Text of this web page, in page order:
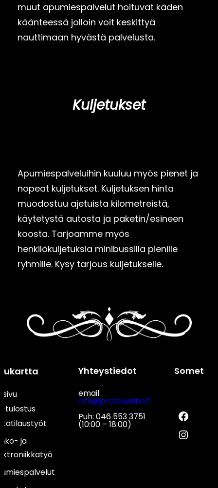
muut apumiespalvelut hoituvat käden
käänteessä jolloin voit keskittyä
nauttimaan hyvästä palvelusta.
Kuljetukset
Apumiespalveluihin kuuluu myös pienet ja
nopeat kuljetukset. Kuljetuksen hinta
muodostuu ajetuista kilometreistä,
käytetystä autosta ja paketin/esineen
koosta. Tarjoamme myös
henkilökuljetuksia minibussilla pienille
ryhmille. Kysy tarjous kuljetukselle.
tulostus
ja
Yhteystiedot
email:
info@protowelho.fi
Puh: 046 553 3751
(10:00 – 18:00)
Somet